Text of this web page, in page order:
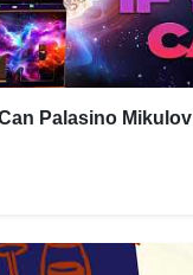
Palasino Mikulov